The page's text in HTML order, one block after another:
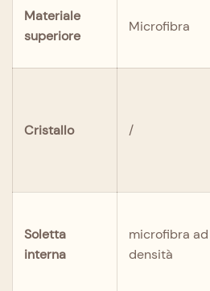
Materiale
superiore
Microfibra
Cristallo /
Soletta
interna
microfibra
densità